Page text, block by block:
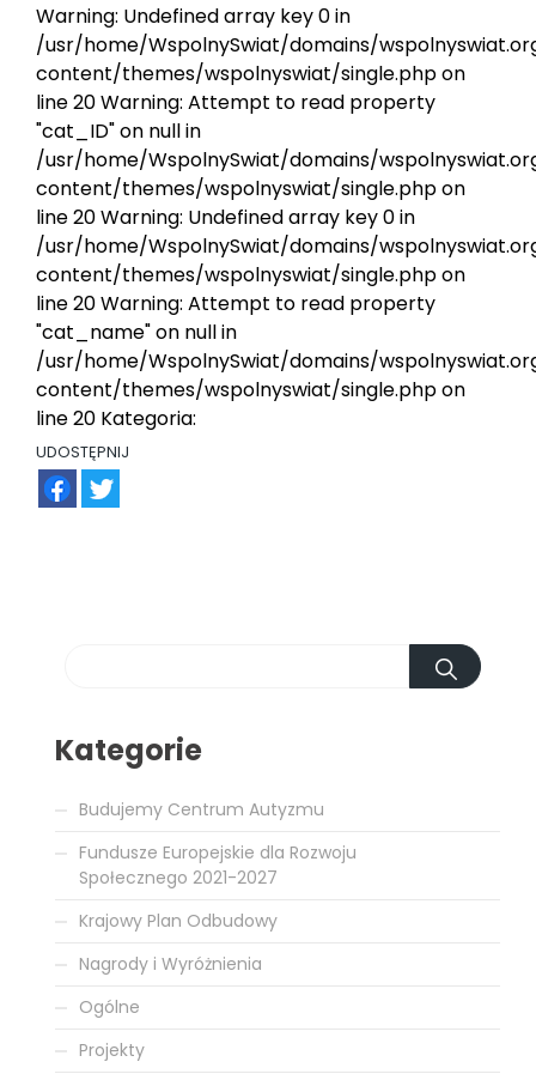
Warning: Undefined array key 0 in
/usr/home/WspolnySwiat/domains/
content/themes/wspolnyswiat/single.php on
line 20 Warning: Attempt to read property
"cat_ID" on null in
/usr/home/WspolnySwiat/domains/
content/themes/wspolnyswiat/single.php on
line 20 Warning: Undefined array key 0 in
/usr/home/WspolnySwiat/domains/
content/themes/wspolnyswiat/single.php on
line 20 Warning: Attempt to read property
"cat_name" on null in
/usr/home/WspolnySwiat/domains/
content/themes/wspolnyswiat/single.php on
line 20 Kategoria:
UDOSTĘPNIJ
Kategorie
Budujemy Centrum Autyzmu
Fundusze Europejskie dla Rozwoju
Społecznego 2021-2027
Krajowy Plan Odbudowy
Nagrody i Wyróżnienia
Ogólne
Projekty